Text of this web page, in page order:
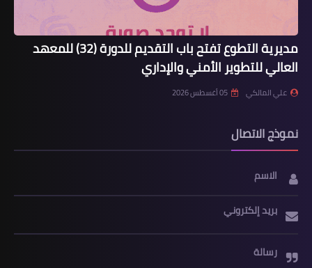
مديرية التطوع تفتح باب التقديم للدورة (32) للمعهد
العالي للتطوير الأمني والإداري
علي المالكي 05 أغسطس 2026
نموذج الاتصال
الاسم
بريد إلكتروني
رسالة